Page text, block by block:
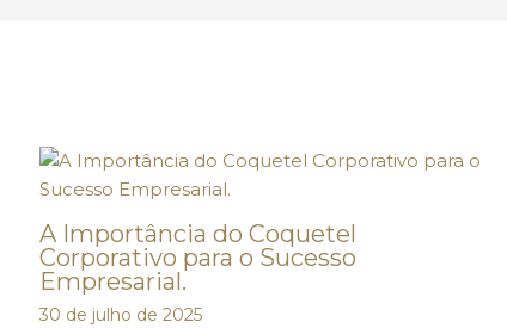
A Importância do Coquetel
Corporativo para o Sucesso
Empresarial.
30 de julho de 2025